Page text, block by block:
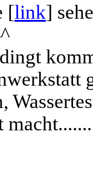
[link]